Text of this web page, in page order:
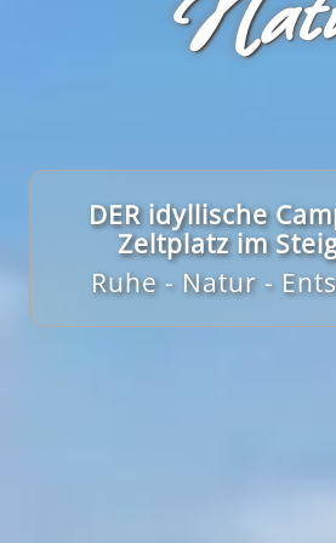
DER idyllische
Zeltplatz im
Ruhe - Natur -